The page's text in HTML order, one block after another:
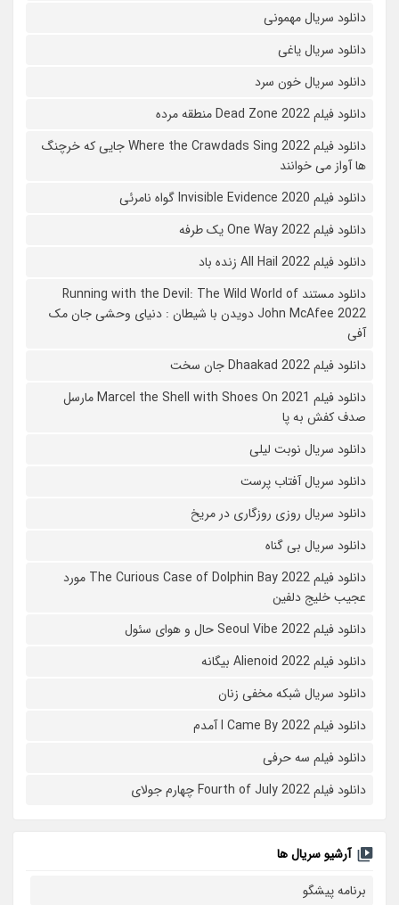
دانلود سریال مهمونی
دانلود سریال یاغی
دانلود سریال خون سرد
دانلود فیلم 2022 Dead Zone منطقه مرده
دانلود فیلم Where the Crawdads Sing 2022 جایی که خرچنگ
ها آواز می خوانند
دانلود فیلم 2020 Invisible Evidence گواه نامرئی
دانلود فیلم One Way 2022 یک طرفه
دانلود فیلم All Hail 2022 زنده باد
دانلود مستند Running with the Devil: The Wild World of
John McAfee 2022 دویدن با شیطان : دنیای وحشی جان مک
آفی
دانلود فیلم Dhaakad 2022 جان سخت
دانلود فیلم Marcel the Shell with Shoes On 2021 مارسل
صدف کفش به پا
دانلود سریال نوبت لیلی
دانلود سریال آفتاب پرست
دانلود سریال روزی روزگاری در مریخ
دانلود سریال بی گناه
دانلود فیلم The Curious Case of Dolphin Bay 2022 مورد
عجیب خلیج دلفین
دانلود فیلم Seoul Vibe 2022 حال و هوای سئول
دانلود فیلم Alienoid 2022 بیگانه
دانلود سریال شبکه مخفی زنان
دانلود فیلم I Came By 2022 آمدم
دانلود فیلم سه حرفی
دانلود فیلم Fourth of July 2022 چهارم جولای
آرشیو سریال ها
برنامه پیشگو